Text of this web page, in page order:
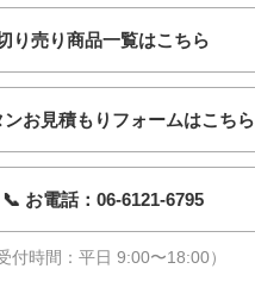
り売り商品一覧はこちら
ンお見積もりフォームはこちら
📞 お電話：06-6121-6795
受付時間：平日 9:00〜18:00）